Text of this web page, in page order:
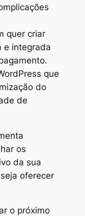
quer criar
e integrada
que
do
de
os
da sua
oferecer
o próximo